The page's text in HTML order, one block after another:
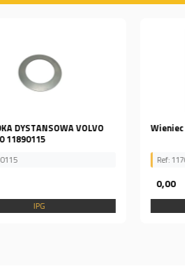
piasty Volvo 11706842
11706842